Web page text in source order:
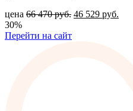
цена 66 470руб. 46 529 руб.
30%
Перейти на сайт